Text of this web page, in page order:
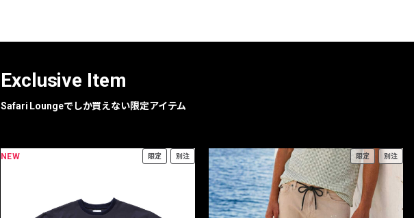
フォーカスブランド
Exclusive Item
Safari Loungeでしか買えない限定アイテム
NEW 限定 別注 限定 別注